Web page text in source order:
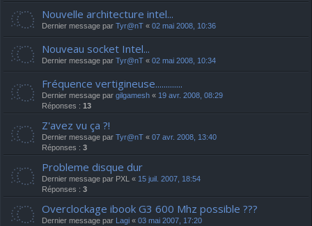
Nouvelle architecture intel...
Dernier message par Tyr@nT « 02 mai 2008, 10:36
Nouveau socket Intel...
Dernier message par Tyr@nT « 02 mai 2008, 10:34
Fréquence vertigineuse.............
Dernier message par gilgamesh « 19 avr. 2008, 08:29
Réponses : 13
Z'avez vu ça ?!
Dernier message par Tyr@nT « 07 avr. 2008, 13:40
Réponses : 3
Probleme disque dur
Dernier message par PXL « 15 juil. 2007, 18:54
Réponses : 3
Overclockage ibook G3 600 Mhz possible ???
Dernier message par Lagi « 03 mai 2007, 17:20